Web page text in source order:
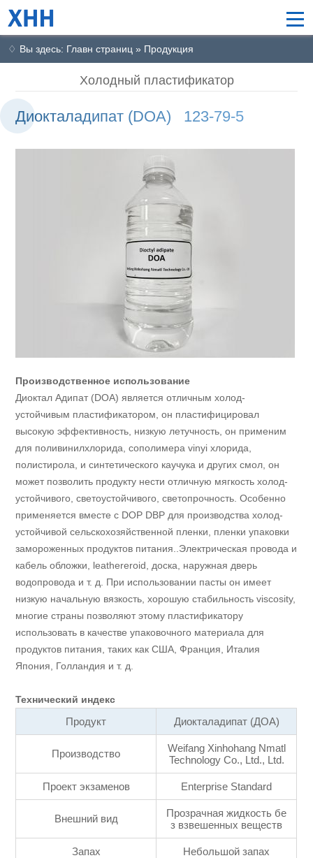
♢ Вы здесь: Главн страниц » Продукция
Холодный пластификатор
Диокталадипат (DOA) 123-79-5
Производственное использование
Диоктал Адипат (DOA) является отличным холод-
устойчивым пластификатором, он пластифицировал
высокую эффективность, низкую летучность, он применим
для поливинилхлорида, сополимера vinyi хлорида,
полистирола, и синтетического каучука и других смол, он
может позволить продукту нести отличную мягкость холод-
устойчивого, светоустойчивого, светопрочность. Особенно
применяется вместе с DOP DBP для производства холод-
устойчивой сельскохозяйственной пленки, пленки упаковки
замороженных продуктов питания..Электрическая провода и
кабель обложки, leathereroid, доска, наружная дверь
водопровода и т. д. При использовании пасты он имеет
низкую начальную вязкость, хорошую стабильность viscosity,
многие страны позволяют этому пластификатору
использовать в качестве упаковочного материала для
продуктов питания, таких как США, Франция, Италия
Япония, Голландия и т. д.
Технический индекс
Продукт Диокталадипат (ДОА)
Производство
Weifang Xinhohang Nmatl
Technology Co., Ltd., Ltd.
Проект экзаменов Enterprise Standard
Внешний вид
Прозрачная жидкость бе
з взвешенных веществ
Запах Небольшой запах